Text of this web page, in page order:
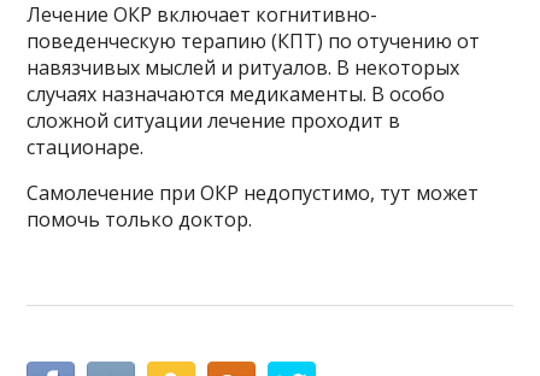
Лечение ОКР включает когнитивно-
поведенческую терапию (КПТ) по отучению от
навязчивых мыслей и ритуалов. В некоторых
случаях назначаются медикаменты. В особо
сложной ситуации лечение проходит в
стационаре.
Самолечение при ОКР недопустимо, тут может
помочь только доктор.